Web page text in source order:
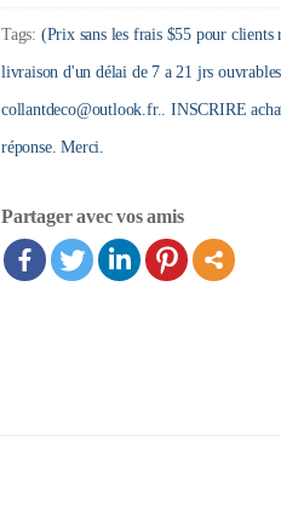
pis
une
barre
quantity
Tags: (Prix sans les frais $55 pour
livraison d'un délai de 7 a 21 jrs ouvrables
collantdeco@outlook.fr.. INSCRIRE
réponse. Merci.
Partager avec vos amis